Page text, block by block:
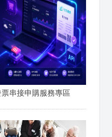
串接申購服務專區